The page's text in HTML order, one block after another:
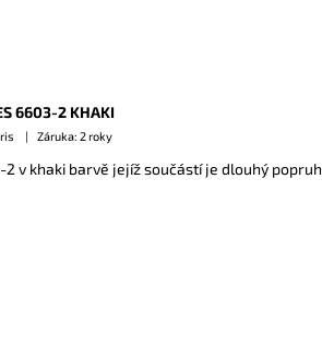
6603-2 KHAKI
Záruka: 2 roky
v khaki barvě jejíž součástí je dlouhý popruh